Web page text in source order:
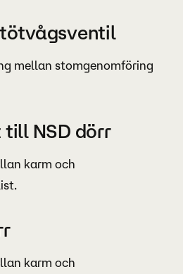
mellan stomgenomföring
NSD dörr
karm och
karm och